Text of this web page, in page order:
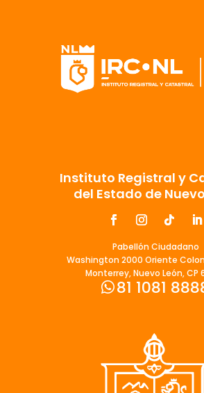
Instituto Registral y
del Estado de
Pabellón Ciudadano
Washington 2000 Oriente
Monterrey, Nuevo León, CP
81 1081